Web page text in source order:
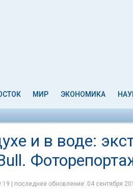
МИР ЭКОНОМИКА
и в воде:
| последнее обновление: 04 сентября